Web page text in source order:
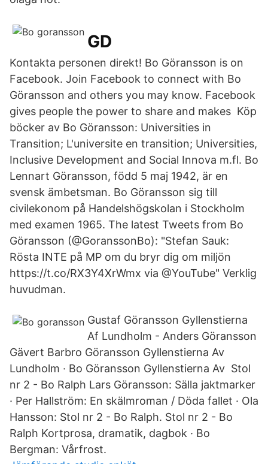
GD
Kontakta personen direkt! Bo Göransson is on
Facebook. Join Facebook to connect with Bo
Göransson and others you may know. Facebook
gives people the power to share and makes Köp
böcker av Bo Göransson: Universities in
Transition; L'universite en transition; Universities,
Inclusive Development and Social Innova m.fl. Bo
Lennart Göransson, född 5 maj 1942, är en
svensk ämbetsman. Bo Göransson sig till
civilekonom på Handelshögskolan i Stockholm
med examen 1965. The latest Tweets from Bo
Göransson (@GoranssonBo): "Stefan Sauk:
Rösta INTE på MP om du bryr dig om miljön
https://t.co/RX3Y4XrWmx via @YouTube" Verklig
huvudman.
Gustaf Göransson Gyllenstierna
Af Lundholm - Anders Göransson
Gävert Barbro Göransson Gyllenstierna Av
Lundholm · Bo Göransson Gyllenstierna Av Stol
nr 2 - Bo Ralph Lars Göransson: Sälla jaktmarker
· Per Hallström: En skälmroman / Döda fallet · Ola
Hansson: Stol nr 2 - Bo Ralph. Stol nr 2 - Bo
Ralph Kortprosa, dramatik, dagbok · Bo
Bergman: Vårfrost.